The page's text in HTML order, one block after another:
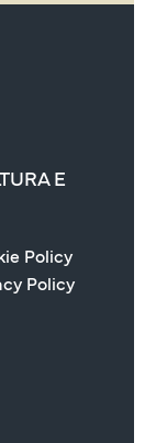
E
Policy
Policy